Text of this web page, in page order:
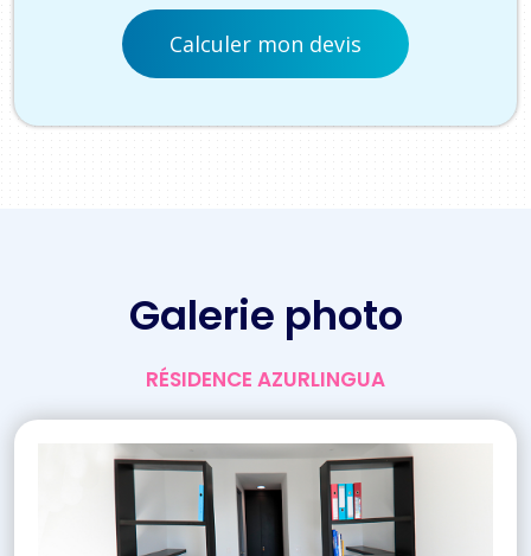
Calculer mon devis
Galerie photo
RÉSIDENCE AZURLINGUA